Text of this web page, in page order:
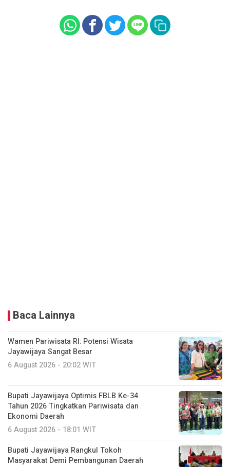
Baca Lainnya
Wamen Pariwisata RI: Potensi Wisata
Jayawijaya Sangat Besar
6 August 2026 - 20:02 WIT
Bupati Jayawijaya Optimis FBLB Ke-34
Tahun 2026 Tingkatkan Pariwisata dan
Ekonomi Daerah
6 August 2026 - 18:01 WIT
Bupati Jayawijaya Rangkul Tokoh
Masyarakat Demi Pembangunan Daerah